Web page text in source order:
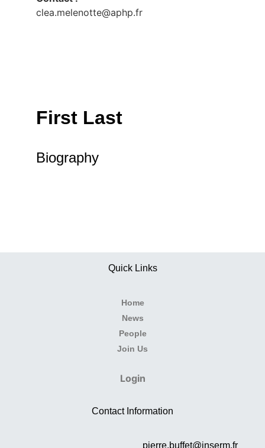
clea.melenotte@aphp.fr
First Last
Biography
Quick Links
Home
News
People
Join Us
Login
Contact Information
pierre.buffet@inserm.fr